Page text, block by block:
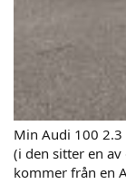
Min Audi 100 2.3
(i den sitter en
kommer från en